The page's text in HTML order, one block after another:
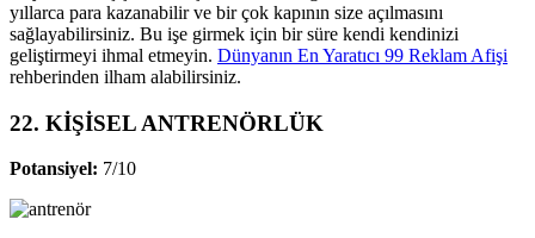
yıllarca para kazanabilir ve bir çok kapının size açılmasını
sağlayabilirsiniz. Bu işe girmek için bir süre kendi kendinizi
geliştirmeyi ihmal etmeyin. Dünyanın En Yaratıcı 99 Reklam Afişi
rehberinden ilham alabilirsiniz.
22. KİŞİSEL ANTRENÖRLÜK
Potansiyel: 7/10